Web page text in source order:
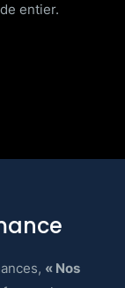
entier.
« Nos